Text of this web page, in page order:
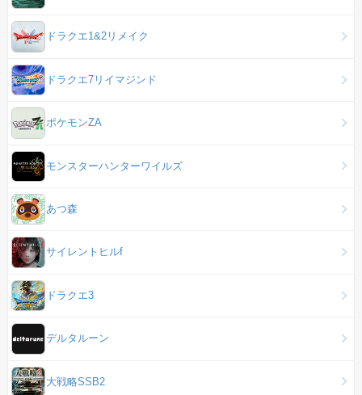
ドラクエ1&2リメイク
ドラクエ7リイマジンド
ポケモンZA
モンスターハンターワイルズ
あつ森
サイレントヒルf
ドラクエ3
デルタルーン
大戦略SSB2